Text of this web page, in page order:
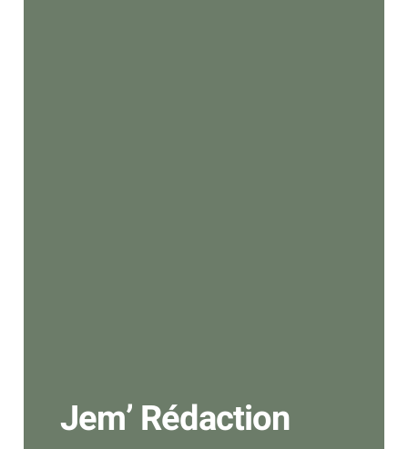
Jem’ Rédaction